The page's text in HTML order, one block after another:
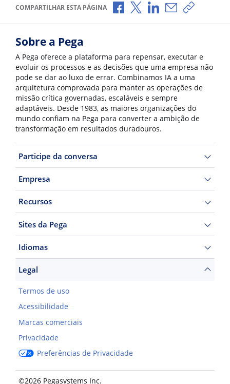
COMPARTILHAR ESTA PÁGINA Compartilhar no Facebook
Compartilhar no X
Compartilhar no
Compartilhar
Copiar
Sobre a Pega
A Pega oferece a plataforma para repensar, executar e
evoluir os processos e as decisões que uma empresa não
pode se dar ao luxo de errar. Combinamos IA a uma
arquitetura comprovada para manter as operações de
missão crítica governadas, escaláveis e sempre
adaptáveis. Desde 1983, as maiores organizações do
mundo confiam na Pega para converter a ambição de
transformação em resultados duradouros.
Participe da conversa
Empresa
Recursos
Sites da Pega
Idiomas
Legal
Termos de uso
Acessibilidade
Marcas comerciais
Privacidade
Preferências de Privacidade
©2026 Pegasystems Inc.